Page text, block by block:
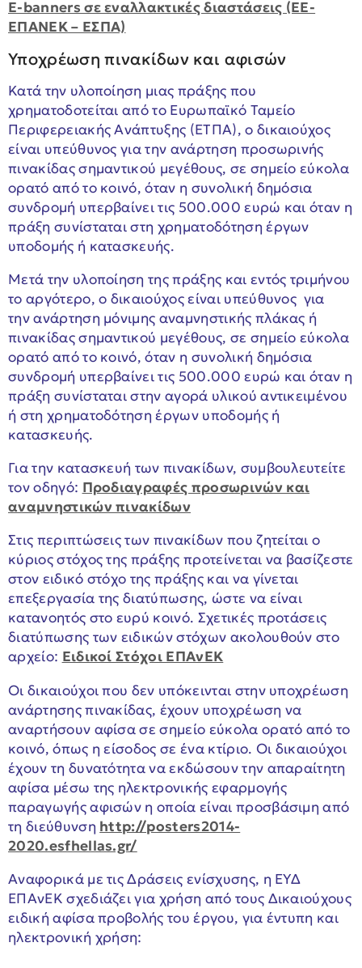
E-banners σε εναλλακτικές διαστάσεις (ΕΕ-
ΕΠΑΝΕΚ – ΕΣΠΑ)
Υποχρέωση πινακίδων και αφισών
Κατά την υλοποίηση μιας πράξης που
χρηματοδοτείται από το Ευρωπαϊκό Ταμείο
Περιφερειακής Ανάπτυξης (ΕΤΠΑ), ο δικαιούχος
είναι υπεύθυνος για την ανάρτηση προσωρινής
πινακίδας σημαντικού μεγέθους, σε σημείο εύκολα
ορατό από το κοινό, όταν η συνολική δημόσια
συνδρομή υπερβαίνει τις 500.000 ευρώ και όταν η
πράξη συνίσταται στη χρηματοδότηση έργων
υποδομής ή κατασκευής.
Μετά την υλοποίηση της πράξης και εντός τριμήνου
το αργότερο, ο δικαιούχος είναι υπεύθυνος για
την ανάρτηση μόνιμης αναμνηστικής πλάκας ή
πινακίδας σημαντικού μεγέθους, σε σημείο εύκολα
ορατό από το κοινό, όταν η συνολική δημόσια
συνδρομή υπερβαίνει τις 500.000 ευρώ και όταν η
πράξη συνίσταται στην αγορά υλικού αντικειμένου
ή στη χρηματοδότηση έργων υποδομής ή
κατασκευής.
Για την κατασκευή των πινακίδων, συμβουλευτείτε
τον οδηγό: Προδιαγραφές προσωρινών και
αναμνηστικών πινακίδων
Στις περιπτώσεις των πινακίδων που ζητείται ο
κύριος στόχος της πράξης προτείνεται να βασίζεστε
στον ειδικό στόχο της πράξης και να γίνεται
επεξεργασία της διατύπωσης, ώστε να είναι
κατανοητός στο ευρύ κοινό. Σχετικές προτάσεις
διατύπωσης των ειδικών στόχων ακολουθούν στο
αρχείο: Ειδικοί Στόχοι ΕΠΑνΕΚ
Οι δικαιούχοι που δεν υπόκεινται στην υποχρέωση
ανάρτησης πινακίδας, έχουν υποχρέωση να
αναρτήσουν αφίσα σε σημείο εύκολα ορατό από το
κοινό, όπως η είσοδος σε ένα κτίριο. Οι δικαιούχοι
έχουν τη δυνατότητα να εκδώσουν την απαραίτητη
αφίσα μέσω της ηλεκτρονικής εφαρμογής
παραγωγής αφισών η οποία είναι προσβάσιμη από
τη διεύθυνση http://posters2014-
2020.esfhellas.gr/
Αναφορικά με τις Δράσεις ενίσχυσης, η ΕΥΔ
ΕΠΑνΕΚ σχεδιάζει για χρήση από τους Δικαιούχους
ειδική αφίσα προβολής του έργου, για έντυπη και
ηλεκτρονική χρήση: